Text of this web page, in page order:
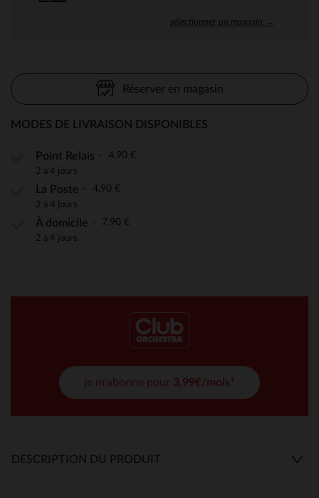
sélectionner un magasin →
Réserver en magasin
MODES DE LIVRAISON DISPONIBLES
Point Relais 4,90 €
2 à 4 jours
La Poste 4,90 €
2 à 4 jours
À domicile 7,90 €
2 à 4 jours
je m'abonne pour 3,99€/mois*
DESCRIPTION DU PRODUIT